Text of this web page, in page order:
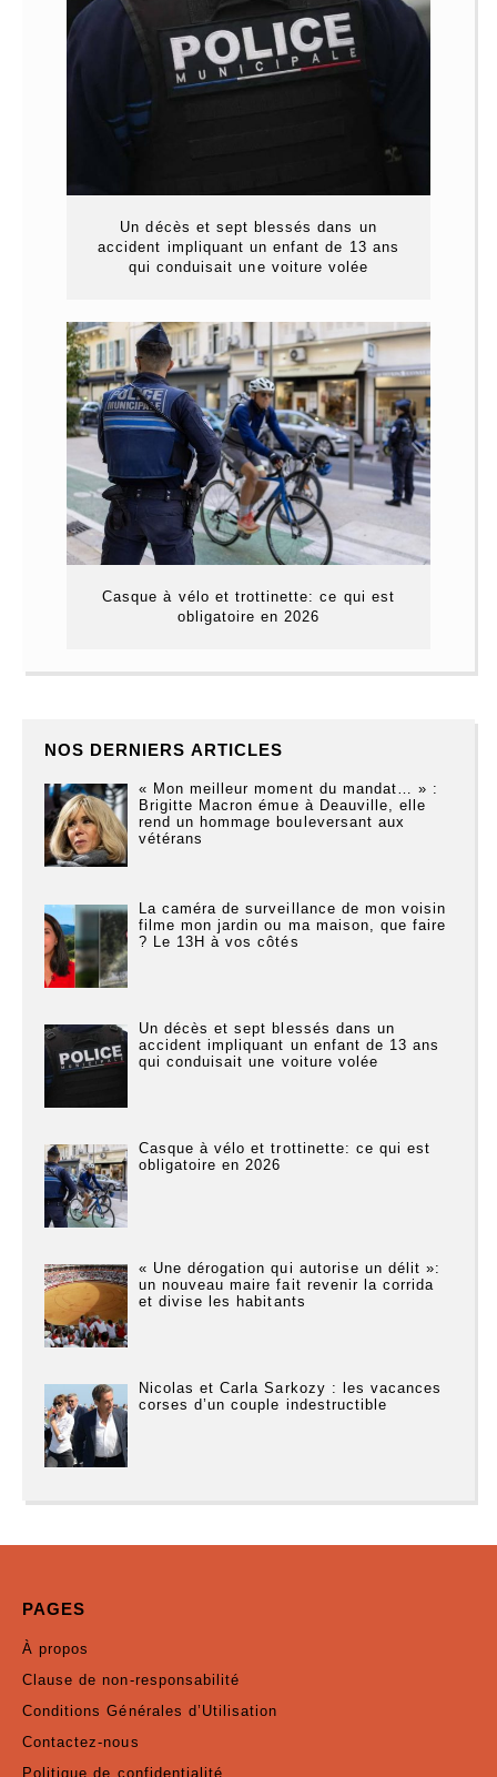
Un décès et sept blessés dans un
accident impliquant un enfant de 13 ans
qui conduisait une voiture volée
Casque à vélo et trottinette: ce qui est
obligatoire en 2026
NOS DERNIERS ARTICLES
« Mon meilleur moment du mandat… » :
Brigitte Macron émue à Deauville, elle
rend un hommage bouleversant aux
vétérans
La caméra de surveillance de mon voisin
filme mon jardin ou ma maison, que faire
? Le 13H à vos côtés
Un décès et sept blessés dans un
accident impliquant un enfant de 13 ans
qui conduisait une voiture volée
Casque à vélo et trottinette: ce qui est
obligatoire en 2026
« Une dérogation qui autorise un délit »:
un nouveau maire fait revenir la corrida
et divise les habitants
Nicolas et Carla Sarkozy : les vacances
corses d’un couple indestructible
PAGES
À propos
Clause de non-responsabilité
Conditions Générales d’Utilisation
Contactez-nous
Politique de confidentialité